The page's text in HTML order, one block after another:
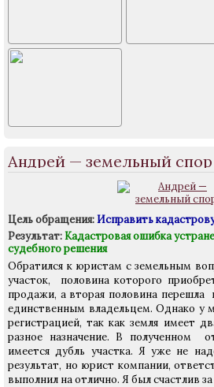
Андрей — земельный спор
Цель обращения:Исправить
Результат:Кадастровая ошибка
судебного решения
Обратился к юристам с земельным
участок, половина которого
продажи, а вторая половина перешла
единственным владельцем. Однако у
регистрацией, так как земля имеет
разное назначение. В полученном
имеется дубль участка. Я уже не
результат, но юрист компании,
выполнил на отлично. Я был счастлив